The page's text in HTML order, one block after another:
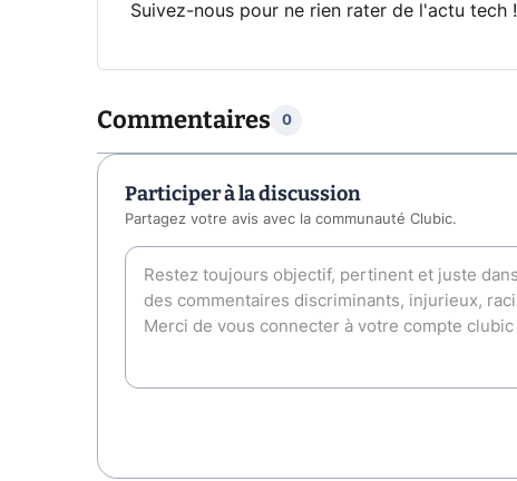
Suivez-nous pour ne rien rater de l'actu tech !
Commentaires 0
Participer à la discussion
Partagez votre avis avec la communauté Clubic.